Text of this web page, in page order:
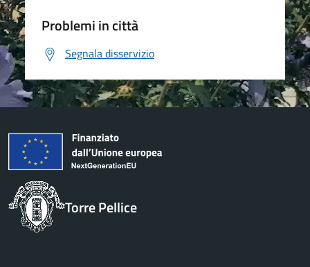
Problemi in città
Segnala disservizio
Torre Pellice